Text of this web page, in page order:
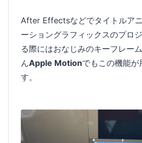
After Effectsなどでタイトルア
ーショングラフィックスのプロ
る際にはおなじみのキーフレー
んApple Motionでもこの機能が
す。